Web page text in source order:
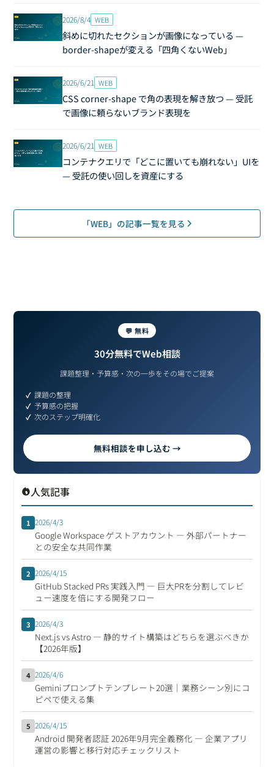
2026/8/4 WEB
斜めに切れたセクションが画像になっている —
border-shapeが変える「四角くないWeb」
2026/6/21 WEB
CSS corner-shape で角の表現を解き放つ — 受託
で画像に頼らないブランド表現を
2026/6/21 WEB
コンテナクエリで「どこに置いても崩れない」UIを
— 受託の使い回しを資産にする
「WEB」の記事一覧を見る
💬 無料
30分無料でWeb相談
課題整理・予算感・次の一歩をその場でご提案
課題の整理
予算感の把握
次のステップ明確化
無料相談を申し込む →
人気記事
1 2026/4/3
Google Workspace ゲストアカウント ― 外部パートナー
との安全な共同作業
2 2026/4/15
GitHub Stacked PRs 実践入門 ― 巨大PRを分割してレビ
ュー速度を倍にする開発フロー
3 2026/4/3
Next.js vs Astro ― 静的サイト構築はどちらを選ぶべきか
【2026年版】
4 2026/4/6
Geminiプロンプトテンプレート20選｜業務シーン別にコ
ピペで使える集
5 2026/4/15
Android 開発者認証 2026年9月完全義務化 ― 企業アプリ
運営の影響と移行対応チェックリスト